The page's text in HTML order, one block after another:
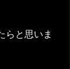
らと思いま